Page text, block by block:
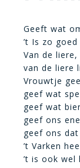
Geeft wat
’t Is zo
Van de
van de liere
Vrouwtje
geef wat
geef wat
geef ons
geef ons
’t Varken
’t is ook wel